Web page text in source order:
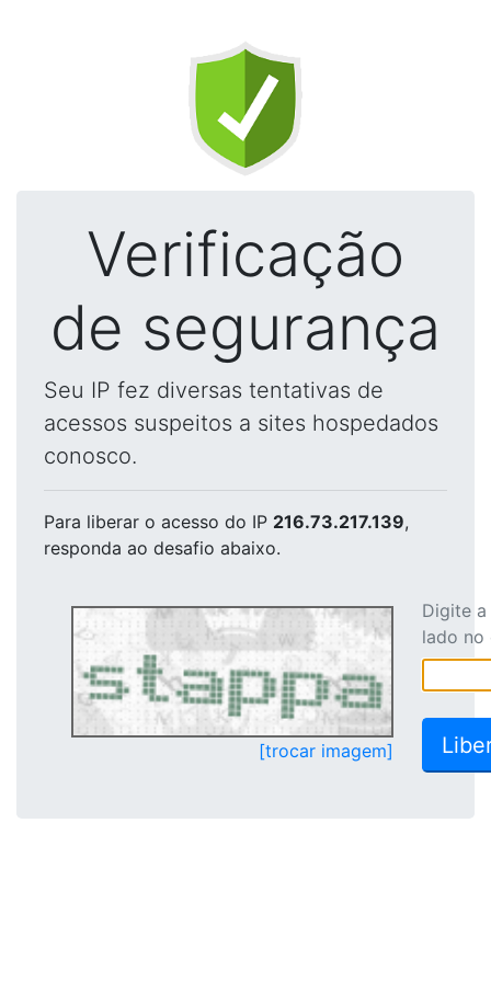
Verificação
de segurança
Seu IP fez diversas tentativas de
acessos suspeitos a sites hospedados
conosco.
Para liberar o acesso do IP 216.73.217.139,
responda ao desafio abaixo.
[trocar imagem]
Digite
lado no